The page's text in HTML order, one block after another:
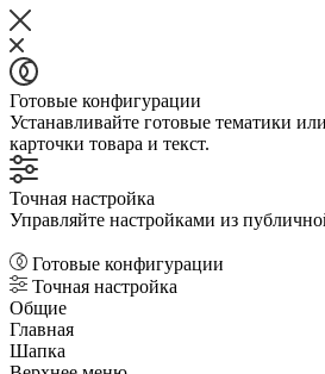
Готовые конфигурации
Устанавливайте готовые тематики
карточки товара и текст.
Точная настройка
Управляйте настройками из
Готовые конфигурации
Точная настройка
Общие
Главная
Шапка